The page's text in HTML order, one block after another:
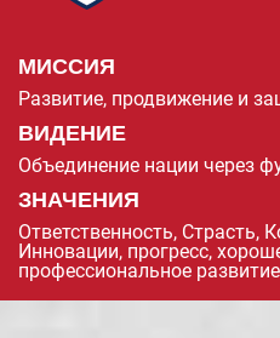
МИССИЯ
Развитие, продвижение и
ВИДЕНИЕ
Объединение нации через
ЗНАЧЕНИЯ
Ответственность, Страсть,
Инновации, прогресс,
профессиональное развитие